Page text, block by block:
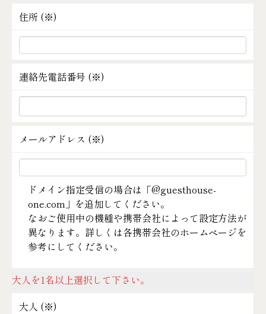
住所 (※)
連絡先電話番号 (※)
メールアドレス (※)
ドメイン指定受信の場合は「@guesthouse-
one.com」を追加してください。
なおご使用中の機種や携帯会社によって設定方法が
異なります。詳しくは各携帯会社のホームページを
参考にしてください。
大人を1名以上選択して下さい。
大人 (※)